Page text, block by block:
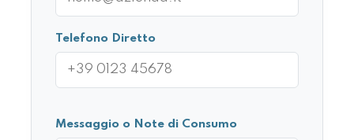
Telefono Diretto
Messaggio o Note di Consumo